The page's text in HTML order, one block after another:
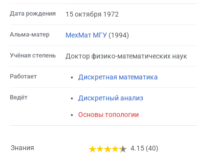
Дата рождения 15 октября 1972
Альма-матер МехМат МГУ (1994)
Учёная степень Доктор физико-математических наук
Работает Дискретная математика
Ведёт Дискретный анализ
Основы топологии
Знания
4.15 (40)